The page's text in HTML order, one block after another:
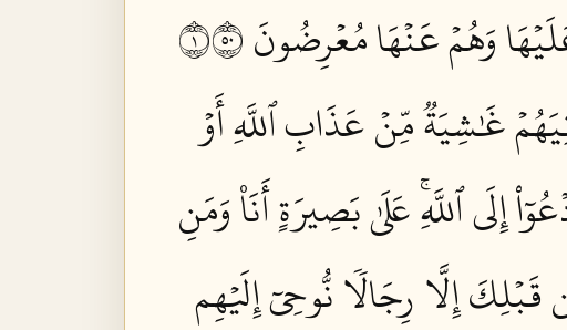
وَهُمۡ عَنۡهَا مُعۡرِضُونَ ١٠٥
غَٰشِيَةٞ مِّنۡ عَذَابِ ٱللَّهِ أَوۡ
إِلَى ٱللَّهِۚ عَلَىٰ بَصِيرَةٍ أَنَا۠ وَمَنِ
قَبۡلِكَ إِلَّا رِجَالٗا نُّوحِيٓ إِلَيۡهِم